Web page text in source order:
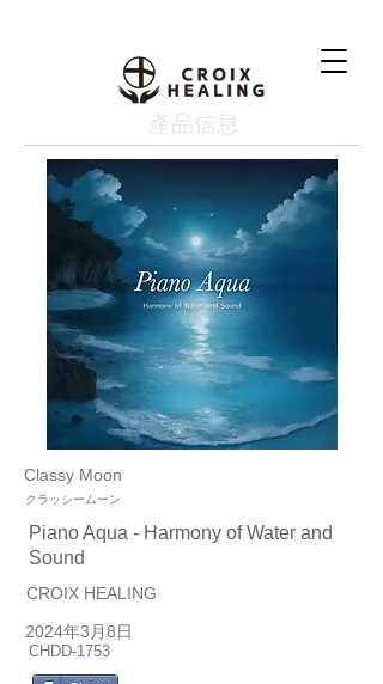
產品信息
Classy Moon
クラッシームーン
Piano Aqua - Harmony of Water and
Sound
CROIX HEALING
2024年3月8日
CHDD-1753